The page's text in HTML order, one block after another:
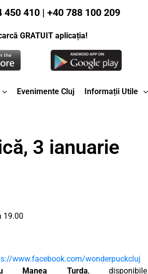
450 410 | +40 788 100 209
GRATUIT aplicația!
Evenimente Cluj Informații Utile
3 ianuarie
19.00
www.facebook.com/wonderpuckcluj
Manea Turda, disponibile